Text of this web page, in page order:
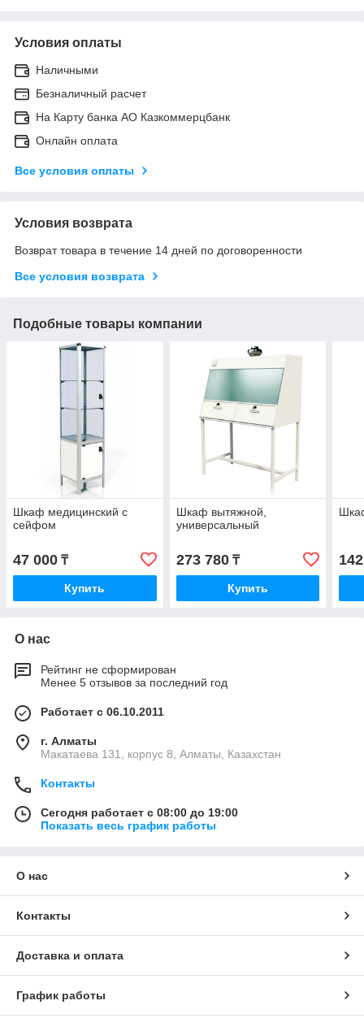
Условия оплаты
Наличными
Безналичный расчет
На Карту банка АО Казкоммерцбанк
Онлайн оплата
Все условия оплаты
Условия возврата
Возврат товара в течение 14 дней по договоренности
Все условия возврата
Подобные товары компании
Шкаф медицинский с
сейфом
47 000 ₸
Купить
Шкаф вытяжной,
универсальный
273 780₸
Купить
О нас
Рейтинг не сформирован
Менее 5 отзывов за последний год
Работает с 06.10.2011
г. Алматы
Макатаева 131, корпус 8, Алматы, Казахстан
Контакты
Сегодня работает с 08:00 до 19:00
Показать весь график работы
О нас
Контакты
Доставка и оплата
График работы